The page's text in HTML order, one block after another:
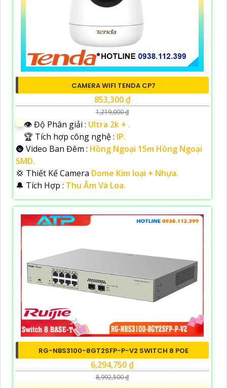
CAMERA WIFI TENDA CP7
853,300 ₫
1,219,000 ₫
👁 Độ Phân giải : Ultra 2k + .
🏆 Tích hợp công nghệ : IP.
🌚 Video Ban Đêm : Hồng Ngoại 15m Hồng Ngoại
SMD.
💢 Thiết Kế Camera Dome Kim loại + Nhựa.
️🔔 Tích Hợp : Thu Âm Và Loa.
RG-NBS3100-8GT2SFP-P-V2 SWITCH 8 POE
6,294,750 ₫
8,992,500 ₫